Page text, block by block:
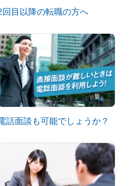
回目以降の転職の方へ
話面談も可能でしょうか？